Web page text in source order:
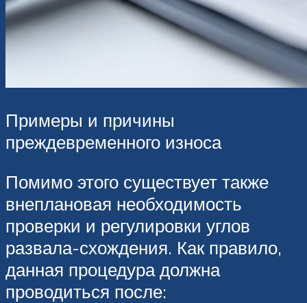
Примеры и причины
преждевременного износа
Помимо этого существует также
внеплановая необходимость
проверки и регулировки углов
развала-схождения. Как правило,
данная процедура должна
проводиться после: